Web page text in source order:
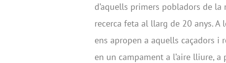
d’aquells primers pobladors de
recerca feta al llarg de 20 anys. A
ens apropen a aquells caçadors i
en un campament a l’aire lliure,